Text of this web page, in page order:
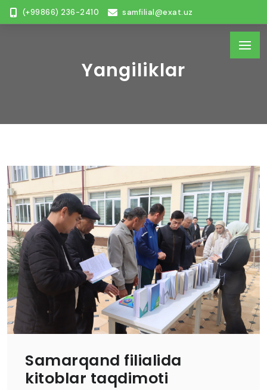
(+99866) 236-2410 samfilial@exat.uz
Yangiliklar
Samarqand filialida
kitoblar taqdimoti